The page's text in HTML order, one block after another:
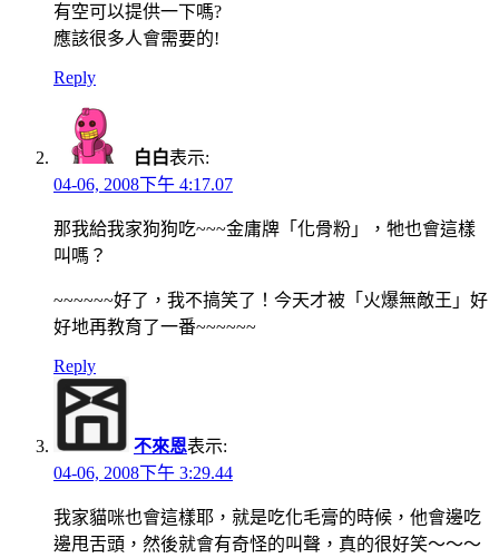
有空可以提供一下嗎?
應該很多人會需要的!
Reply
白白表示:
04-06, 2008下午 4:17.07
那我給我家狗狗吃~~~金庸牌「化骨粉」，牠也會這樣
叫嗎？
~~~~~~好了，我不搞笑了！今天才被「火爆無敵王」好
好地再教育了一番~~~~~~
Reply
不來恩表示:
04-06, 2008下午 3:29.44
我家貓咪也會這樣耶，就是吃化毛膏的時候，他會邊吃
邊甩舌頭，然後就會有奇怪的叫聲，真的很好笑～～～